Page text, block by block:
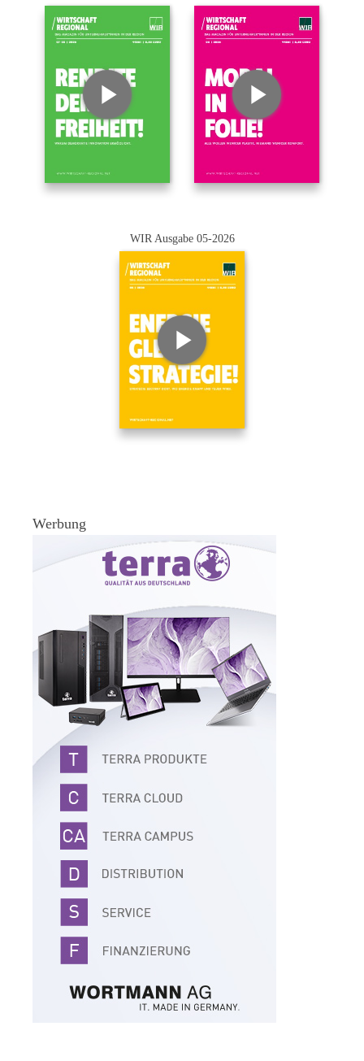
WIR Ausgabe 05-2026
Werbung